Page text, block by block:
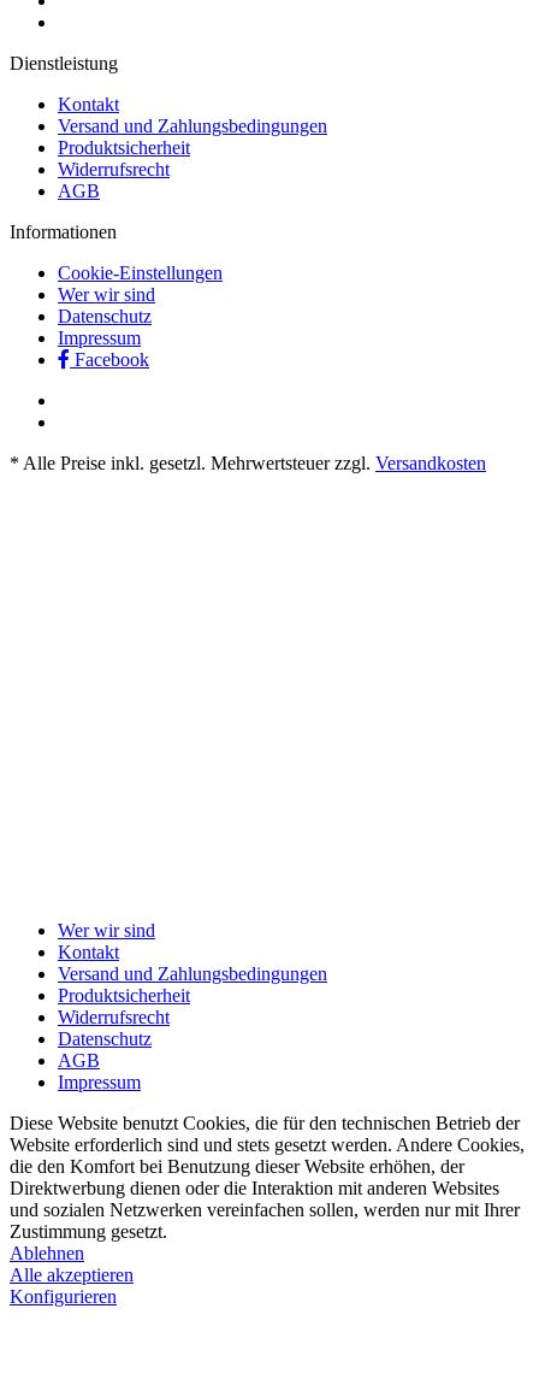
Dienstleistung
Kontakt
Versand und Zahlungsbedingungen
Produktsicherheit
Widerrufsrecht
AGB
Informationen
Cookie-Einstellungen
Wer wir sind
Datenschutz
Impressum
Facebook
* Alle Preise inkl. gesetzl. Mehrwertsteuer zzgl. Versandkosten
Wer wir sind
Kontakt
Versand und Zahlungsbedingungen
Produktsicherheit
Widerrufsrecht
Datenschutz
AGB
Impressum
Diese Website benutzt Cookies, die für den technischen Betrieb der
Website erforderlich sind und stets gesetzt werden. Andere Cookies,
die den Komfort bei Benutzung dieser Website erhöhen, der
Direktwerbung dienen oder die Interaktion mit anderen Websites
und sozialen Netzwerken vereinfachen sollen, werden nur mit Ihrer
Zustimmung gesetzt.
Ablehnen
Alle akzeptieren
Konfigurieren